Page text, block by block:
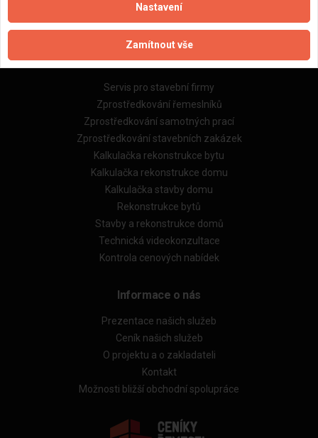
Reference
Naše excelové tabulky online
Naše služby
Servis pro stavební firmy
Zprostředkování řemeslníků
Zprostředkování samotných prací
Zprostředkování stavebních zakázek
Kalkulačka rekonstrukce bytu
Kalkulačka rekonstrukce domu
Kalkulačka stavby domu
Rekonstrukce bytů
Stavby a rekonstrukce domů
Technická videokonzultace
Kontrola cenových nabídek
Informace o nás
Prezentace našich služeb
Ceník našich služeb
O projektu a o zakladateli
Kontakt
Možnosti bližší obchodní spolupráce
Nastavení
Zamítnout vše